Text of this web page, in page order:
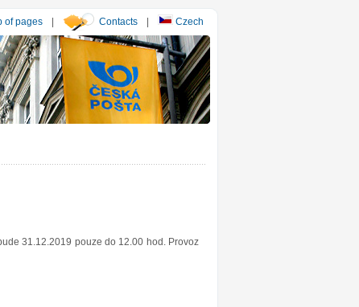
of pages | Contacts | Czech
31.12.2019 pouze do 12.00 hod. Provoz